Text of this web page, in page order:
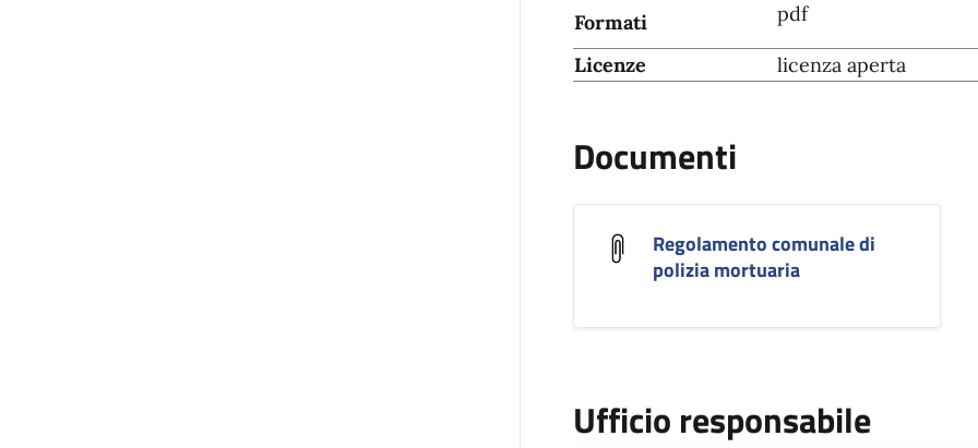
Formati
pdf
Licenze licenza aperta
Documenti
Regolamento comunale di
polizia mortuaria
Ufficio responsabile